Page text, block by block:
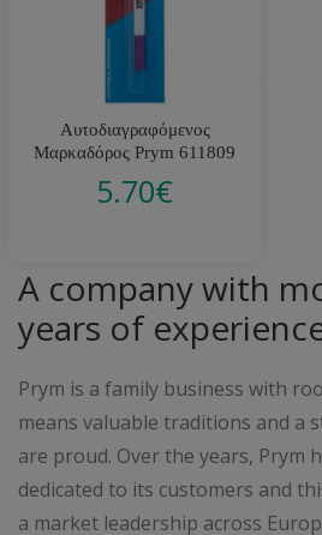
Αυτοδιαγραφόμενος
Μαρκαδόρος Prym 611809
5.70€
A company with
years of
Prym is a family business with
means valuable traditions and a
are proud. Over the years, Prym
dedicated to its customers and
a market leadership across